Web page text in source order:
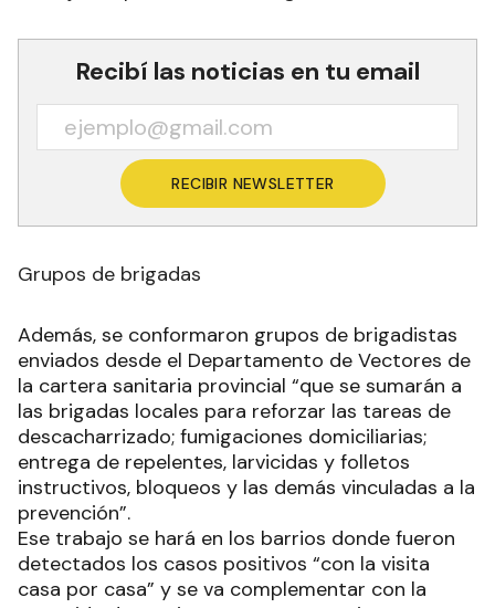
Recibí las noticias en tu email
RECIBIR NEWSLETTER
Grupos de brigadas
Además, se conformaron grupos de brigadistas
enviados desde el Departamento de Vectores de
la cartera sanitaria provincial “que se sumarán a
las brigadas locales para reforzar las tareas de
descacharrizado; fumigaciones domiciliarias;
entrega de repelentes, larvicidas y folletos
instructivos, bloqueos y las demás vinculadas a la
prevención”.
Ese trabajo se hará en los barrios donde fueron
detectados los casos positivos “con la visita
casa por casa” y se va complementar con la